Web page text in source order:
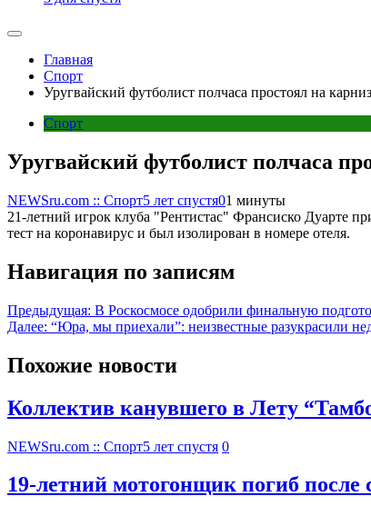
Главная
Спорт
Уругвайский футболист полчаса простоял на
Спорт
Уругвайский футболист полчаса
NEWSru.com :: Спорт5 лет спустя01 минуты
21-летний игрок клуба "Рентистас" Франсиско Дуарте
тест на коронавирус и был изолирован в номере отеля.
Навигация по записям
Предыдущая: В Роскосмосе одобрили финальную
Далее: “Юра, мы приехали”: неизвестные разукрасили
Похожие новости
Коллектив канувшего в Лету
NEWSru.com :: Спорт5 лет спустя 0
19-летний мотогонщик погиб